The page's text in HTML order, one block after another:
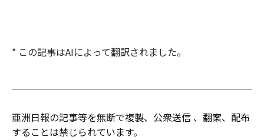
* この記事はAIによって翻訳されました。
亜洲日報の記事等を無断で複製、公衆送信 、翻案、配布
することは禁じられています。